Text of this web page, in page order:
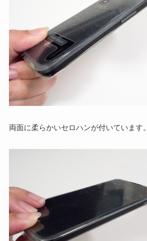
両面に柔らかいセロハンが付いています。